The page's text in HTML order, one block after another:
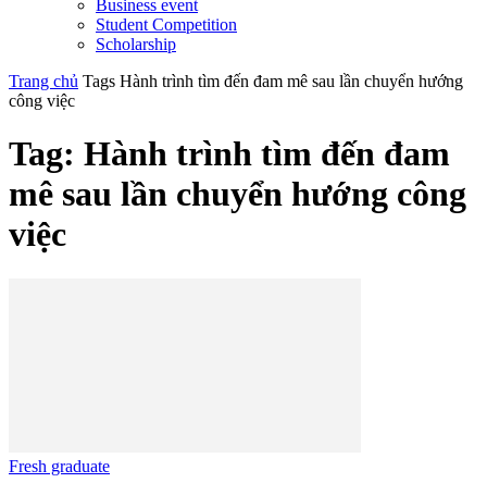
Business event
Student Competition
Scholarship
Trang chủ Tags Hành trình tìm đến đam mê sau lần chuyển hướng
công việc
Tag: Hành trình tìm đến đam
mê sau lần chuyển hướng công
việc
Fresh graduate